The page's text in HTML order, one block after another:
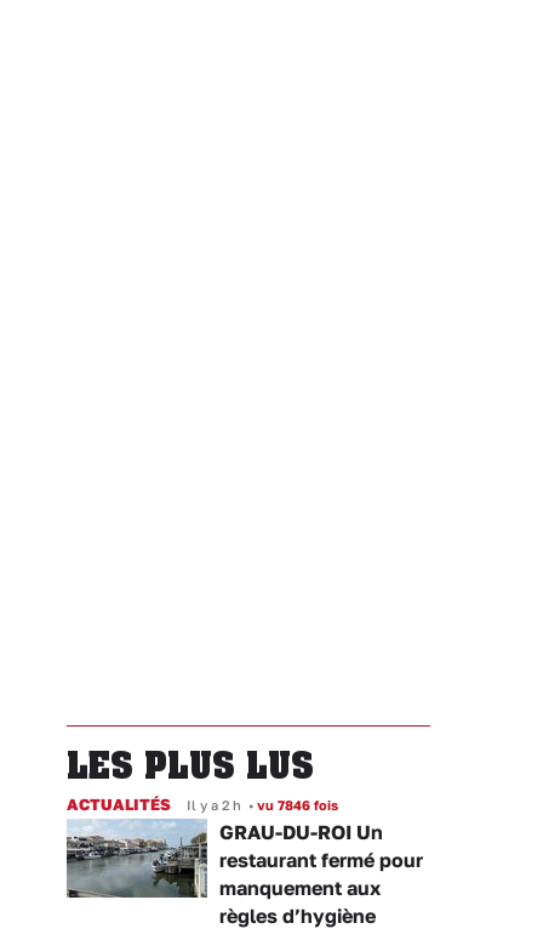
LES PLUS LUS
ACTUALITÉS Il y a 2 h • vu 7846 fois
GRAU-DU-ROI Un
restaurant fermé pour
manquement aux
règles d’hygiène